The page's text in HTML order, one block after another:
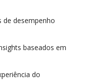
de desempenho
baseados em
do